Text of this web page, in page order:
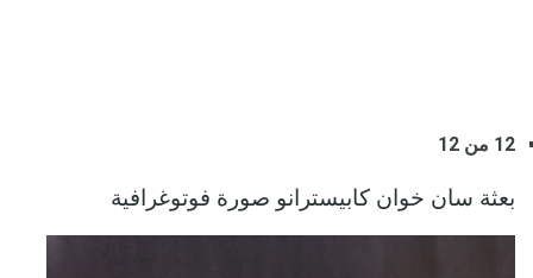
12 من 12
بعثة سان خوان كابيسترانو صورة فوتوغرافية